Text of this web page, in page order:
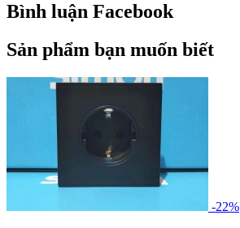
Bình luận Facebook
Sản phẩm bạn muốn biết
-22%